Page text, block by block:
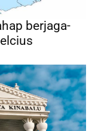
berjaga-